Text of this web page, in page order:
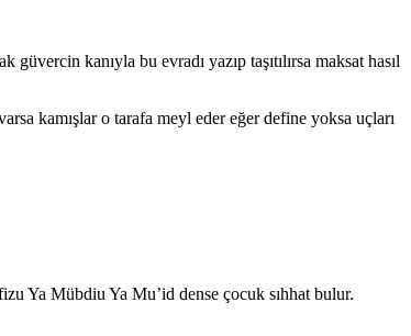
kanıyla bu evradı yazıp taşıtılırsa maksat hasıl
kamışlar o tarafa meyl eder eğer define yoksa uçları
Ya Mübdiu Ya Mu’id dense çocuk sıhhat bulur.